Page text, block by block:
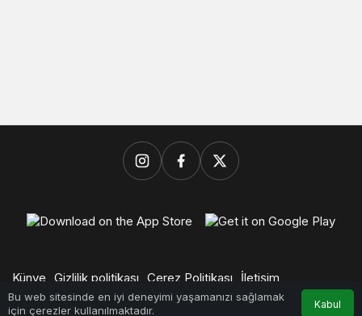
Bu web sitesinde en iyi deneyimi yaşamanızı sağlamak
için çerezler kullanılmaktadır.
Kabul
Künye Gizlilik politikası Çerez Politikası
İletişim
© Başkent Ekspres, Daldal Medya Ajans Kuruluşudur.